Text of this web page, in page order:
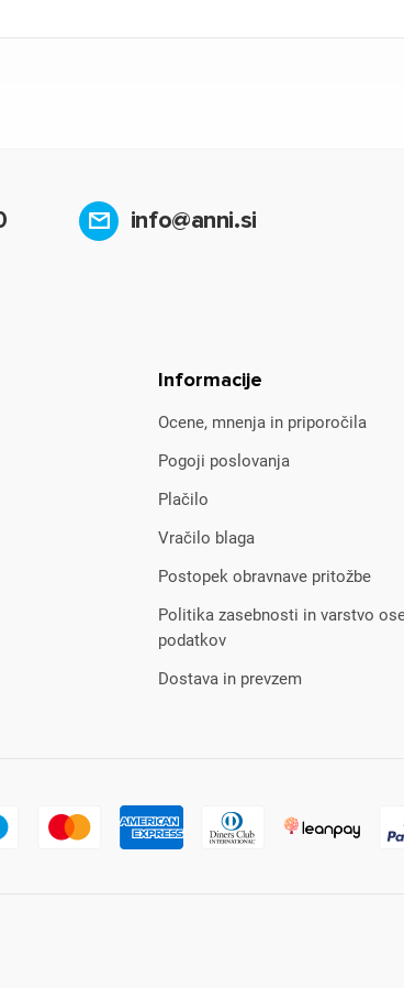
info@anni.si
Informacije
Ocene, mnenja in priporočila
Pogoji poslovanja
Plačilo
Vračilo blaga
Postopek obravnave pritožbe
Politika zasebnosti in varstvo
podatkov
Dostava in prevzem